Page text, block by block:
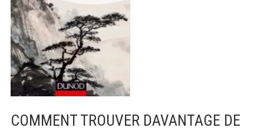
du
sens
à
votre
action
COMMENT TROUVER DAVANTAGE DE